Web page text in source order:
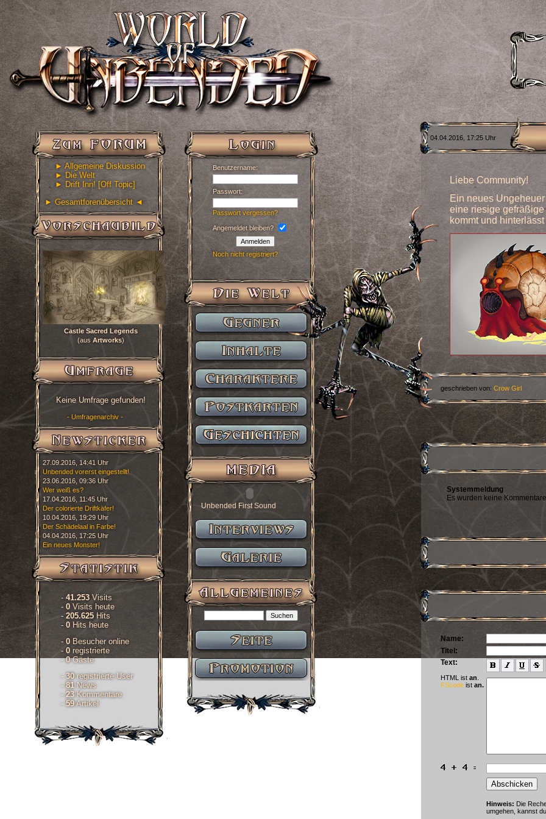
► Allgemeine Diskussion
► Die Welt
► Drift Inn! [Off Topic]
► Gesamtforenübersicht ◄
Castle Sacred Legends
(aus Artworks)
Keine Umfrage gefunden!
- Umfragenarchiv -
27.09.2016, 14:41 Uhr
Unbended vorerst eingestellt!
23.06.2016, 09:36 Uhr
Wer weiß es?
17.04.2016, 11:45 Uhr
Der colorierte Driftkäfer!
10.04.2016, 19:29 Uhr
Der Schädelaal in Farbe!
04.04.2016, 17:25 Uhr
Ein neues Monster!
- 41.253Visits
- 0 Visits heute
-205.625 Hits
- 0 Hits heute
- 0 Besucher online
-0 registrierte
-0Gäste
- 30registrierte User
- 81 News
- 23 Kommentare
- 59Artikel
Benutzername:
Passwort:
Passwort vergessen?
Angemeldet bleiben?
Anmelden
Noch nicht registriert?
Unbended First Sound
04.04.2016, 17:25 Uhr
Liebe Community!
Ein neues
eine riesige
kommt und
geschrieben von: Crow Girl
Systemmeldung
Es wurden keine
Name:
Titel:
Text:
HTML ist an
FScode ist an.
Hinweis: Die
umgehen, kannst